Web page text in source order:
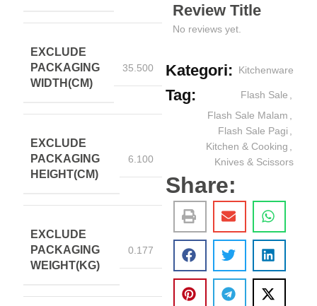
EXCLUDE
PACKAGING
WIDTH(CM)
35.500
EXCLUDE
PACKAGING
HEIGHT(CM)
6.100
EXCLUDE
PACKAGING
WEIGHT(KG)
0.177
Review Title
No reviews yet.
Kategori: Kitchenware
Tag: Flash Sale ,
Flash Sale Malam
Flash Sale Pagi
Kitchen & Cooking
Knives & Scissors
Share: